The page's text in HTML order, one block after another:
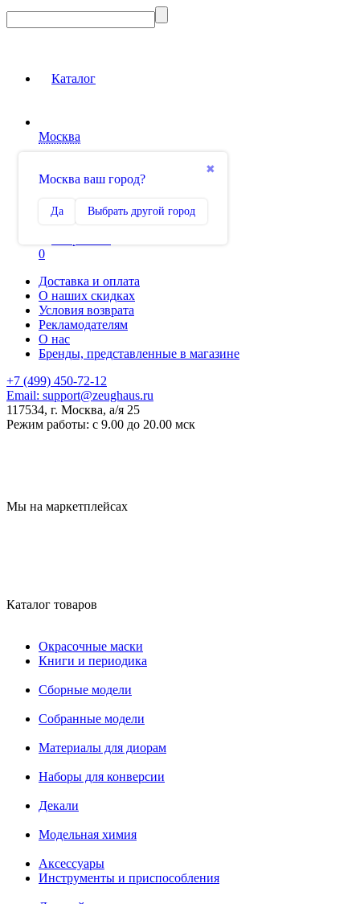
Каталог
Москва
✖
Москва ваш город?
Да Выбрать другой город
Сравнение
0
Доставка и оплата
О наших скидках
Условия возврата
Рекламодателям
О нас
Бренды, представленные в магазине
+7 (499) 450-72-12
Email: support@zeughaus.ru
117534, г. Москва, а/я 25
Режим работы: с 9.00 до 20.00 мск
Мы на маркетплейсах
Каталог товаров
Окрасочные маски
Книги и периодика
Сборные модели
Собранные модели
Материалы для диорам
Наборы для конверсии
Декали
Модельная химия
Аксессуары
Инструменты и приспособления